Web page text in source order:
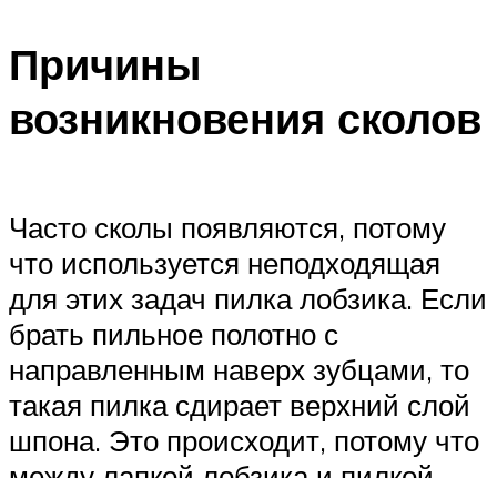
Причины
возникновения сколов
Часто сколы появляются, потому
что используется неподходящая
для этих задач пилка лобзика. Если
брать пильное полотно с
направленным наверх зубцами, то
такая пилка сдирает верхний слой
шпона. Это происходит, потому что